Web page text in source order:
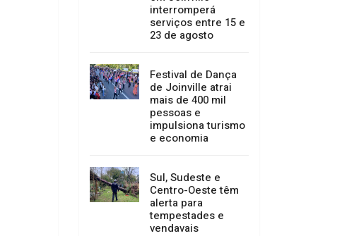
Migração do
sistema tributário
em Joinville
23 de agosto
Festival de Dança
de Joinville atrai
mais de 400 mil
e economia
Sul, Sudeste e
Centro-Oeste têm